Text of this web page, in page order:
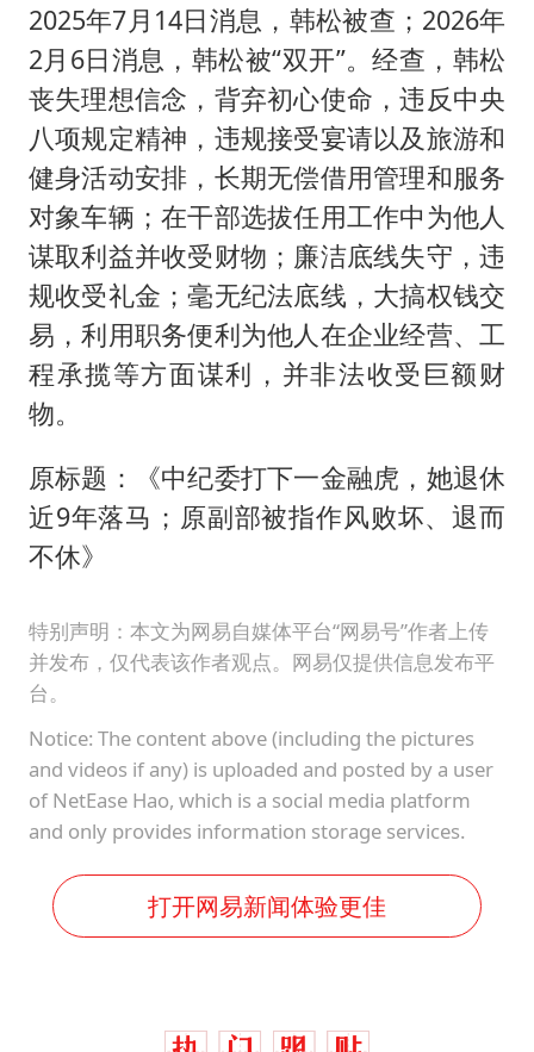
2025年7月14日消息，韩松被查；2026年
2月6日消息，韩松被“双开”。经查，韩松
丧失理想信念，背弃初心使命，违反中央
八项规定精神，违规接受宴请以及旅游和
健身活动安排，长期无偿借用管理和服务
对象车辆；在干部选拔任用工作中为他人
谋取利益并收受财物；廉洁底线失守，违
规收受礼金；毫无纪法底线，大搞权钱交
易，利用职务便利为他人在企业经营、工
程承揽等方面谋利，并非法收受巨额财
物。
原标题：《中纪委打下一金融虎，她退休
近9年落马；原副部被指作风败坏、退而
不休》
特别声明：本文为网易自媒体平台“网易号”作者上传
并发布，仅代表该作者观点。网易仅提供信息发布平
台。
Notice: The content above (including the pictures
and videos if any) is uploaded and posted by a user
of NetEase Hao, which is a social media platform
and only provides information storage services.
打开网易新闻体验更佳